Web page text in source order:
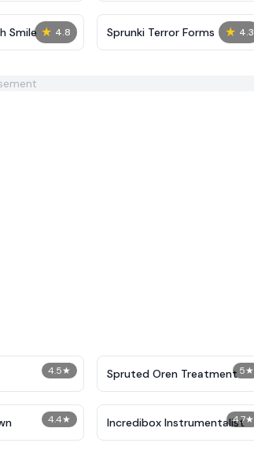
★ 4.8
Smile ★ 4.3
Sprunki Terror Forms
4.5★ 5★
Spruted Oren Treatment
4.4★ 4.7★
Incredibox Instrumentalist